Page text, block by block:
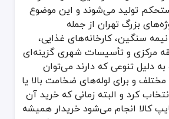
تولید می‌شوند و این موضوع
بزرگ تهران از جمله
نیمه سنگین، کارخانه‌های غذایی،
مرکزی و تأسیسات شهری گزینه‌ای
به دلیل تنوعی که دارند می‌توان
و برای لوله‌های ضخامت بالا یا
کرد و البته زمانی که خرید آن
کالا انجام می‌شود خریدار همیشه